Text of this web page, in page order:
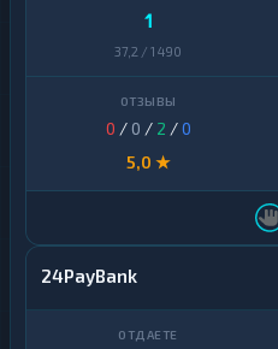
1
37,2 / 1 490
0 / 0 / 2 /0
5,0 ★
24PayBank